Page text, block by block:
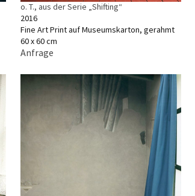
o. T., aus der Serie „Shifting“
2016
Fine Art Print auf Museumskarton, gerahmt
60 x 60 cm
Anfrage